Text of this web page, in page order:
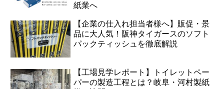
紙業へ
【企業の仕入れ担当者様へ】販促・景
品に大人気！阪神タイガースのソフト
パックティッシュを徹底解説
【工場見学レポート】トイレットペー
パーの製造工程とは？岐阜・河村製紙